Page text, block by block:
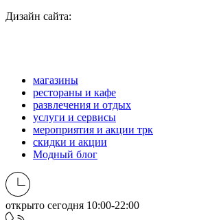
Дизайн сайта:
магазины
рестораны и кафе
развлечения и отдых
услуги и сервисы
мероприятия и акции трк
скидки и акции
Модный блог
открыто сегодня 10:00-22:00